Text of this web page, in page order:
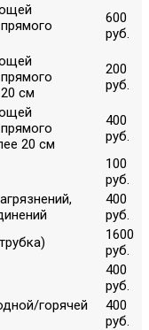
600
руб.
см
200
руб.
20 см
400
руб.
100
руб.
400
руб.
1600
руб.
400
руб.
горячей
400
руб.